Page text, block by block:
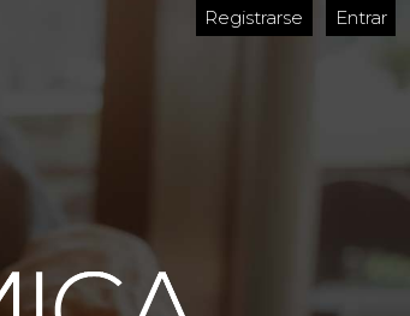
Registrarse Entrar